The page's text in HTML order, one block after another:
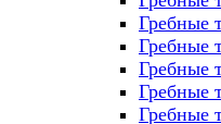
Гребные
Гребные
Гребные
Гребные
Гребные